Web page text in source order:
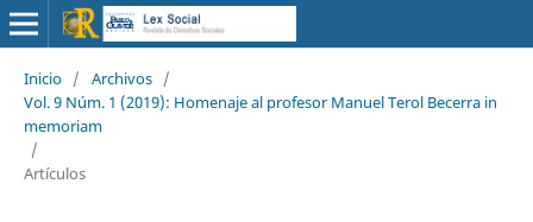
Inicio / Archivos /
Vol. 9 Núm. 1 (2019): Homenaje al profesor Manuel Terol Becerra in
memoriam
/
Artículos